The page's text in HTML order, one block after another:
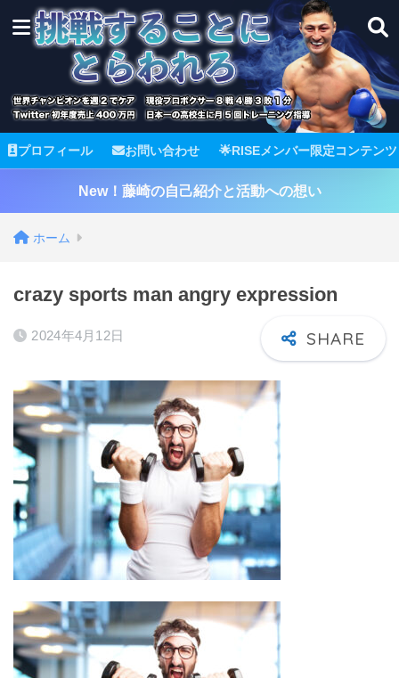
プロフィール お問い合わせ 🌟RISEメンバー限定コンテンツ
New！藤崎の自己紹介と活動への想い
ホーム
crazy sports man angry expression
2024年4月12日